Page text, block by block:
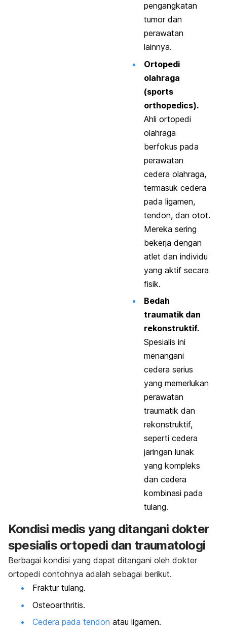
pengangkatan
tumor dan
perawatan
lainnya.
Ortopedi
olahraga
(sports
orthopedics).
Ahli ortopedi
olahraga
berfokus pada
perawatan
cedera olahraga,
termasuk cedera
pada ligamen,
tendon, dan otot.
Mereka sering
bekerja dengan
atlet dan individu
yang aktif secara
fisik.
Bedah
traumatik dan
rekonstruktif.
Spesialis ini
menangani
cedera serius
yang memerlukan
perawatan
traumatik dan
rekonstruktif,
seperti cedera
jaringan lunak
yang kompleks
dan cedera
kombinasi pada
tulang.
Kondisi medis yang ditangani dokter
spesialis ortopedi dan traumatologi
Berbagai kondisi yang dapat ditangani oleh dokter
ortopedi contohnya adalah sebagai berikut.
Fraktur tulang.
Osteoarthritis.
Cedera pada tendon atau ligamen.